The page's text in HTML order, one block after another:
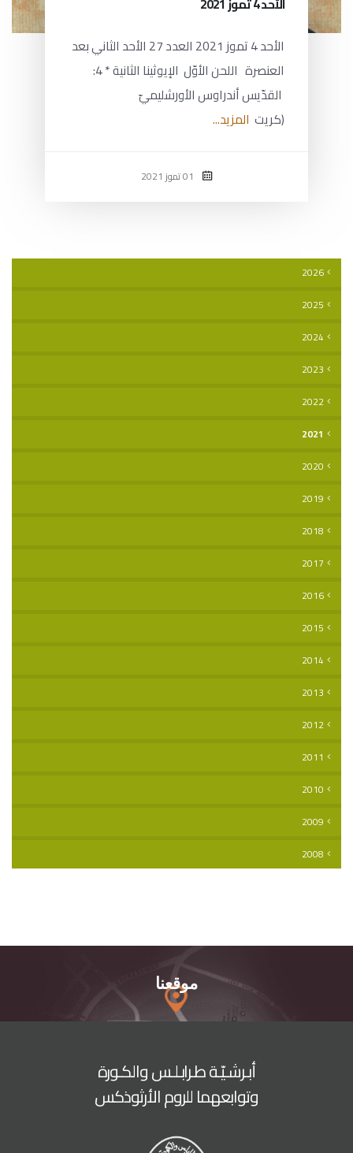
الأحد 4 تموز 2021 العدد 27 الأحد الثاني بعد
العنصرة اللحن الأوّل الإيوثينا الثانية * 4:
القدّيس أندراوس الأورشليميّ
(كريت المزيد...
2026
2025
2024
2023
2022
2021
2020
2019
2018
2017
2016
2015
2014
2013
2012
2011
2010
2009
2008
موقعنا
أبـرشـيّـة طـرابـلـس والكـورة
وتوابعهما للروم الأرثوذكس